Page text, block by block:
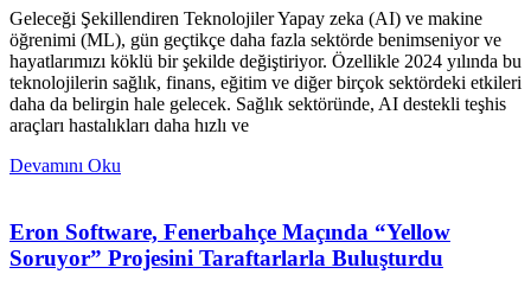
Geleceği Şekillendiren Teknolojiler Yapay zeka (AI) ve makine
öğrenimi (ML), gün geçtikçe daha fazla sektörde benimseniyor ve
hayatlarımızı köklü bir şekilde değiştiriyor. Özellikle 2024 yılında bu
teknolojilerin sağlık, finans, eğitim ve diğer birçok sektördeki etkileri
daha da belirgin hale gelecek. Sağlık sektöründe, AI destekli teşhis
araçları hastalıkları daha hızlı ve
Devamını Oku
Eron Software, Fenerbahçe Maçında “Yellow
Soruyor” Projesini Taraftarlarla Buluşturdu